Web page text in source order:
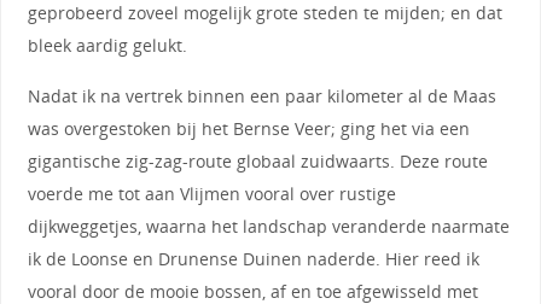
geprobeerd zoveel mogelijk grote steden te mijden; en dat
bleek aardig gelukt.
Nadat ik na vertrek binnen een paar kilometer al de Maas
was overgestoken bij het Bernse Veer; ging het via een
gigantische zig-zag-route globaal zuidwaarts. Deze route
voerde me tot aan Vlijmen vooral over rustige
dijkweggetjes, waarna het landschap veranderde naarmate
ik de Loonse en Drunense Duinen naderde. Hier reed ik
vooral door de mooie bossen, af en toe afgewisseld met